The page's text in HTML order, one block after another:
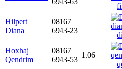
6943-63
Hilpert
Diana
08167
6943-23
Hoxhaj
Qendrim
08167
6943-53
1.06